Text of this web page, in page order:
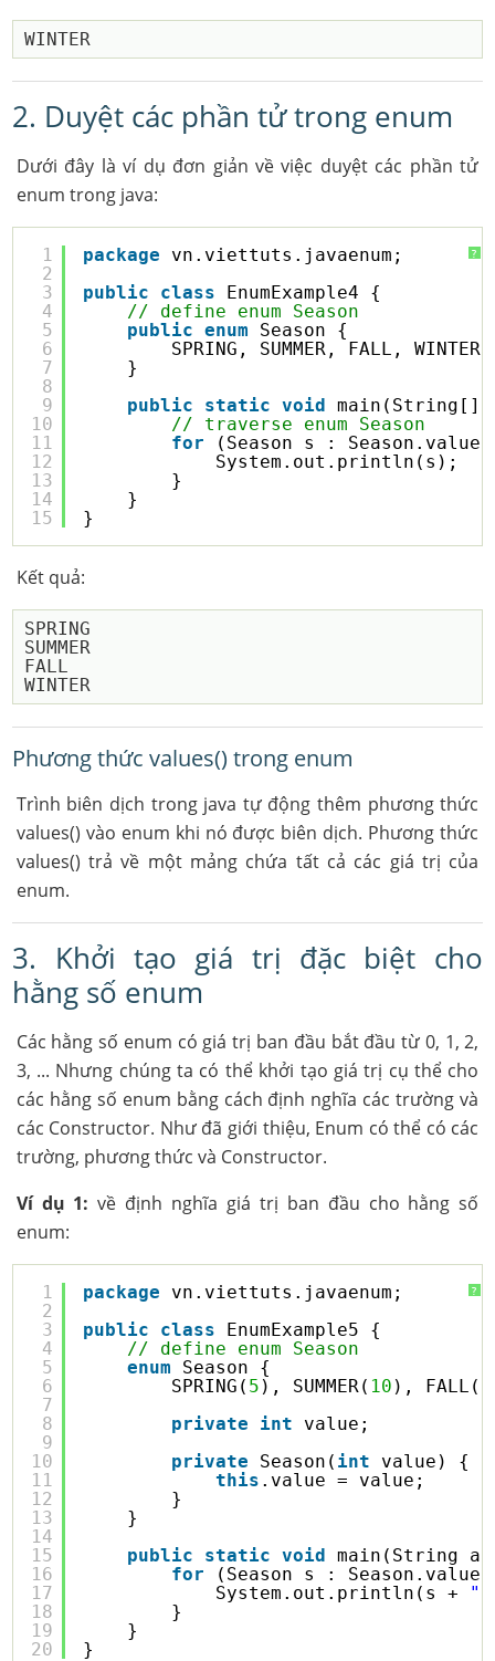
2. Duyệt các phần tử trong enum
Dưới đây là ví dụ đơn giản về việc duyệt các phần tử
enum trong java:
?
1
2
3
4
5
6
7
8
9
10
11
12
13
14
15
package
vn.viettuts.javaenum;
public
class
EnumExample4 {
// define enum Season
public
enum
Season {
SPRING, SUMMER, FALL, WINTER
}
public
static void
main(String[]
// traverse enum Season
for
(Season s :
System.out.println(s);
}
}
}
Kết quả:
SPRING
SUMMER
FALL
Phương thức values() trong enum
Trình biên dịch trong java tự động thêm phương thức
values() vào enum khi nó được biên dịch. Phương thức
values() trả về một mảng chứa tất cả các giá trị của
enum.
3. Khởi tạo giá trị đặc biệt cho
hằng số enum
Các hằng số enum có giá trị ban đầu bắt đầu từ 0, 1, 2,
3, ... Nhưng chúng ta có thể khởi tạo giá trị cụ thể cho
các hằng số enum bằng cách định nghĩa các trường và
các Constructor. Như đã giới thiệu, Enum có thể có các
trường, phương thức và Constructor.
Ví dụ 1: về định nghĩa giá trị ban đầu cho hằng số
enum:
?
1
2
3
4
5
6
7
8
9
10
11
12
13
14
15
16
17
18
19
20
package
vn.viettuts.javaenum;
public
class
EnumExample5 {
// define enum Season
enum
Season {
SPRING( 5 ), SUMMER( 10 ), FALL(
private
int
value;
private
Season( int
value) {
this .value = value;
}
}
public
static void
main(String
for
(Season s :
System.out.println(s + "
}
}
}